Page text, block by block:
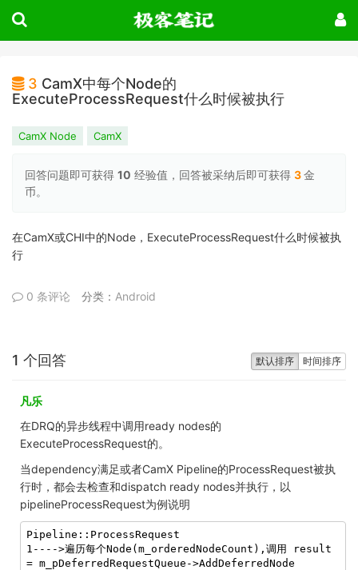
3 CamX中每个Node的
ExecuteProcessRequest什么时候被执行
CamX Node CamX
回答问题即可获得 10 经验值，回答被采纳后即可获得 3金
币。
在CamX或CHI中的Node，ExecuteProcessRequest什么时候被执
行
0 条评论 分类： Android
默认排序 时间排序
1 个回答
凡乐
在DRQ的异步线程中调用ready nodes的
ExecuteProcessRequest的。
当dependency满足或者CamX Pipeline的ProcessRequest被执
行时，都会去检查和dispatch ready nodes并执行，以
pipelineProcessRequest为例说明
1 ---->遍历每个Node(m_orderedNodeCount),调用 result